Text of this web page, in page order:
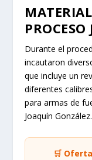
Durante el
incautaron
que incluye un
diferentes
para armas de
Joaquín González.
🛒